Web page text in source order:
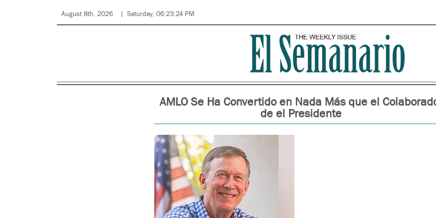
August 8th, 2026 Saturday, 06:23:24 PM
AMLO Se Ha Convertido en Nada Más que el
de el Presidente